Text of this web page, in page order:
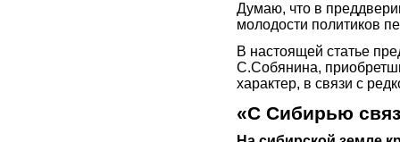
Думаю, что в
молодости политиков
В настоящей статье
С.Собянина,
характер, в связи с
«С Сибирью